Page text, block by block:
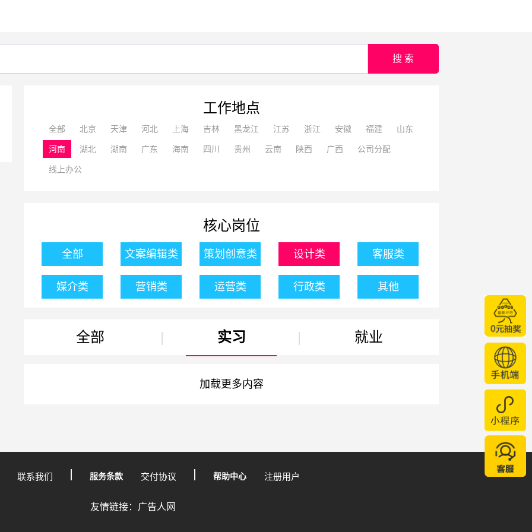
搜 索
工作地点
全部 北京 天津 河北 上海 吉林 黑龙江 江苏 浙江 安徽 福建 山东
河南 湖北 湖南 广东 海南 四川 贵州 云南 陕西 广西 公司分配
线上办公
核心岗位
全部 文案编辑类 策划创意类 设计类 客服类
媒介类 营销类 运营类 行政类 其他
全部 | 实习 | 就业
加载更多内容
联系我们 服务条款 交付协议 帮助中心 注册用户
友情链接：广告人网